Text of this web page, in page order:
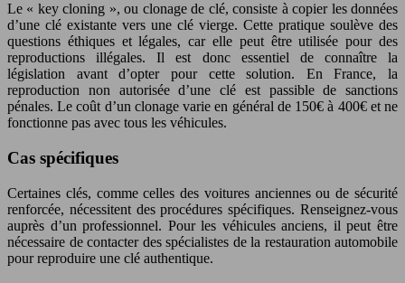
Le « key cloning », ou clonage de clé, consiste à copier les données
d’une clé existante vers une clé vierge. Cette pratique soulève des
questions éthiques et légales, car elle peut être utilisée pour des
reproductions illégales. Il est donc essentiel de connaître la
législation avant d’opter pour cette solution. En France, la
reproduction non autorisée d’une clé est passible de sanctions
pénales. Le coût d’un clonage varie en général de 150€ à 400€ et ne
fonctionne pas avec tous les véhicules.
Cas spécifiques
Certaines clés, comme celles des voitures anciennes ou de sécurité
renforcée, nécessitent des procédures spécifiques. Renseignez-vous
auprès d’un professionnel. Pour les véhicules anciens, il peut être
nécessaire de contacter des spécialistes de la restauration automobile
pour reproduire une clé authentique.